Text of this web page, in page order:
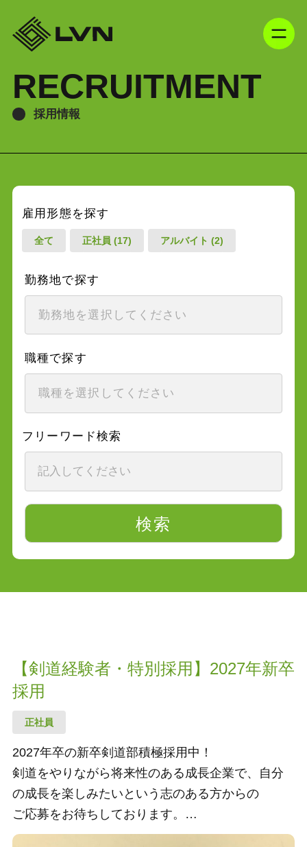
RECRUITMENT
採用情報
雇用形態を探す
全て 正社員 (17) アルバイト (2)
勤務地で探す
職種で探す
フリーワード検索
【剣道経験者・特別採用】2027年新卒
採用
正社員
2027年卒の新卒剣道部積極採用中！
剣道をやりながら将来性のある成長企業で、自分
の成長を楽しみたいという志のある方からの
ご応募をお待ちしております。